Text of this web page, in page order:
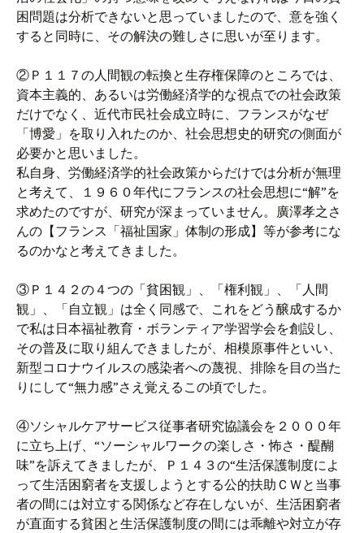
困問題は分析できないと思っていましたので、意を強く
すると同時に、その解決の難しさに思いが至ります。
②Ｐ１１７の人間観の転換と生存権保障のところでは、
資本主義的、あるいは労働経済学的な視点での社会政策
だけでなく、近代市民社会成立時に、フランスがなぜ
「博愛」を取り入れたのか、社会思想史的研究の側面が
必要かと思いました。
私自身、労働経済学的社会政策からだけでは分析が無理
と考えて、１９６０年代にフランスの社会思想に“解”を
求めたのですが、研究が深まっていません。廣澤孝之さ
んの【フランス「福祉国家」体制の形成】等が参考にな
るのかなと考えてきました。
③Ｐ１４２の４つの「貧困観」、「権利観」、「人間
観」、「自立観」は全く同感で、これをどう醸成するか
で私は日本福祉教育・ボランティア学習学会を創設し、
その普及に取り組んできましたが、相模原事件といい、
新型コロナウイルスの感染者への蔑視、排除を目の当た
りにして“無力感”さえ覚えるこの頃でした。
④ソシャルケアサービス従事者研究協議会を２０００年
に立ち上げ、“ソーシャルワークの楽しさ・怖さ・醍醐
味”を訴えてきましたが、Ｐ１４３の“生活保護制度によ
って生活困窮者を支援しようとする公的扶助ＣＷと当事
者の間には対立する関係など存在しないが、生活困窮者
が直面する貧困と生活保護制度の間には乖離や対立が存